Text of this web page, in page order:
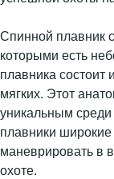
Спинной плавник
которыми есть
плавника состоит
мягких. Этот
уникальным
плавники
маневрировать в
охоте.